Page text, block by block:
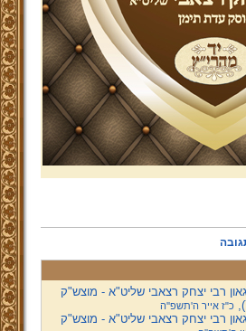
רבי יצחק רצאבי שליט"א - מוצש"ק
כ"ז אייר ה'תשפ''ה
רבי יצחק רצאבי שליט"א - מוצש"ק